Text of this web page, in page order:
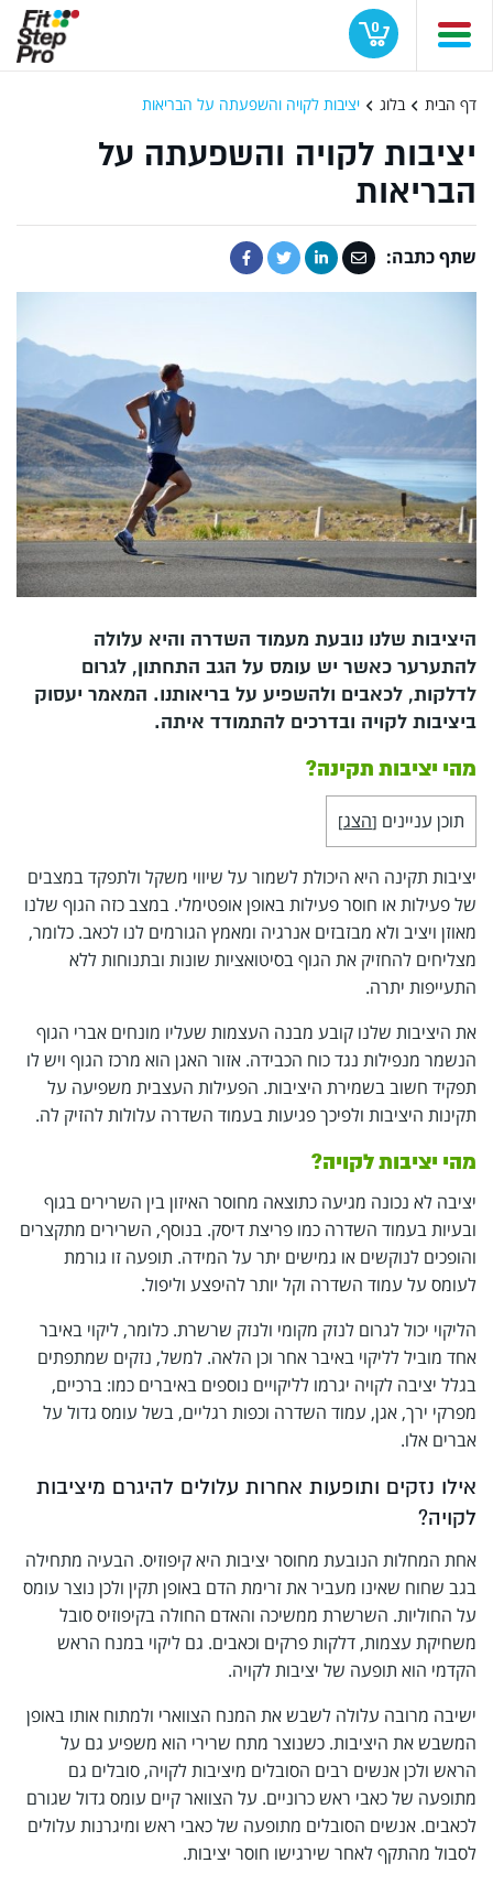
0
דף הבית בלוג יציבות לקויה והשפעתה על הבריאות
יציבות לקויה והשפעתה על
הבריאות
שתף כתבה:
היציבות שלנו נובעת מעמוד השדרה והיא עלולה
להתערער כאשר יש עומס על הגב התחתון, לגרום
לדלקות, לכאבים ולהשפיע על בריאותנו. המאמר יעסוק
ביציבות לקויה ובדרכים להתמודד איתה.
מהי יציבות תקינה?
תוכן עניינים [הצג]
יציבות תקינה היא היכולת לשמור על שיווי משקל ולתפקד במצבים
של פעילות או חוסר פעילות באופן אופטימלי. במצב כזה הגוף שלנו
מאוזן ויציב ולא מבזבזים אנרגיה ומאמץ הגורמים לנו לכאב. כלומר,
מצליחים להחזיק את הגוף בסיטואציות שונות ובתנוחות ללא
התעייפות יתרה.
את היציבות שלנו קובע מבנה העצמות שעליו מונחים אברי הגוף
הנשמר מנפילות נגד כוח הכבידה. אזור האגן הוא מרכז הגוף ויש לו
תפקיד חשוב בשמירת היציבות. הפעילות העצבית משפיעה על
תקינות היציבות ולפיכך פגיעות בעמוד השדרה עלולות להזיק לה.
מהי יציבות לקויה?
יציבה לא נכונה מגיעה כתוצאה מחוסר האיזון בין השרירים בגוף
ובעיות בעמוד השדרה כמו פריצת דיסק. בנוסף, השרירים מתקצרים
והופכים לנוקשים או גמישים יתר על המידה. תופעה זו גורמת
לעומס על עמוד השדרה וקל יותר להיפצע וליפול.
הליקוי יכול לגרום לנזק מקומי ולנזק שרשרת. כלומר, ליקוי באיבר
אחד מוביל לליקוי באיבר אחר וכן הלאה. למשל, נזקים שמתפתים
בגלל יציבה לקויה יגרמו לליקויים נוספים באיברים כמו: ברכיים,
מפרקי ירך, אגן, עמוד השדרה וכפות רגליים, בשל עומס גדול על
אברים אלו.
אילו נזקים ותופעות אחרות עלולים להיגרם מיציבות
לקויה?
אחת המחלות הנובעת מחוסר יציבות היא קיפוזיס. הבעיה מתחילה
בגב שחוח שאינו מעביר את זרימת הדם באופן תקין ולכן נוצר עומס
על החוליות. השרשרת ממשיכה והאדם החולה בקיפוזיס סובל
משחיקת עצמות, דלקות פרקים וכאבים. גם ליקוי במנח הראש
הקדמי הוא תופעה של יציבות לקויה.
ישיבה מרובה עלולה לשבש את המנח הצווארי ולמתוח אותו באופן
המשבש את היציבות. כשנוצר מתח שרירי הוא משפיע גם על
הראש ולכן אנשים רבים הסובלים מיציבות לקויה, סובלים גם
מתופעה של כאבי ראש כרוניים. על הצוואר קיים עומס גדול שגורם
לכאבים. אנשים הסובלים מתופעה של כאבי ראש ומיגרנות עלולים
לסבול מהתקף לאחר שירגישו חוסר יציבות.